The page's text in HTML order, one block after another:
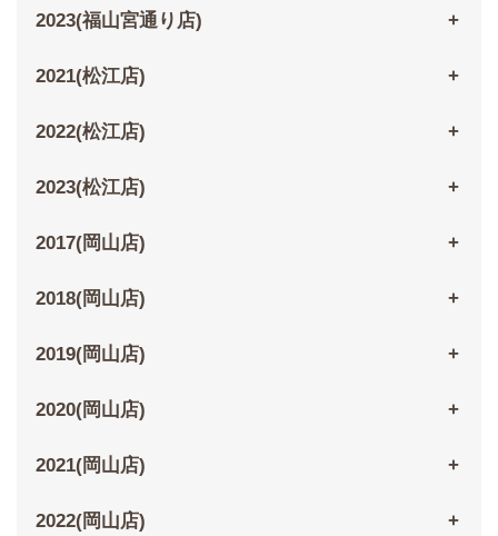
2023(福山宮通り店)
2021(松江店)
2022(松江店)
2023(松江店)
2017(岡山店)
2018(岡山店)
2019(岡山店)
2020(岡山店)
2021(岡山店)
2022(岡山店)